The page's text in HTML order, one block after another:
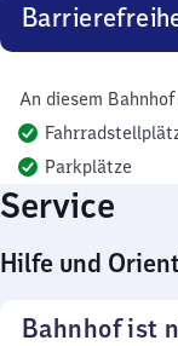
An diesem
Parkplätze
Service
Hilfe und
Bahnhof ist